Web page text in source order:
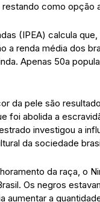
como opção
(IPEA) calcula
a renda média dos
Apenas 50a
da pele são
foi abolida a
investigou a
da sociedade
da raça, o
Os negros
a